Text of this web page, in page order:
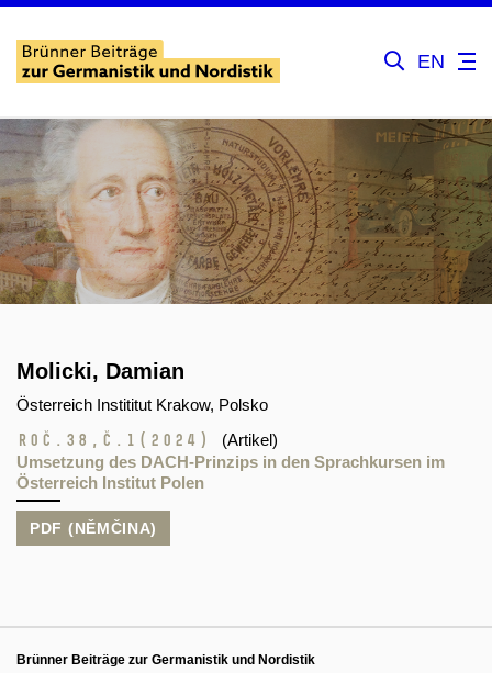
EN
Molicki, Damian
Österreich Instititut Krakow, Polsko
Roč.38, č.1 (2024)
(Artikel)
Umsetzung des DACH-Prinzips in den Sprachkursen im
Österreich Institut Polen
PDF (NĚMČINA)
Brünner Beiträge zur Germanistik und Nordistik